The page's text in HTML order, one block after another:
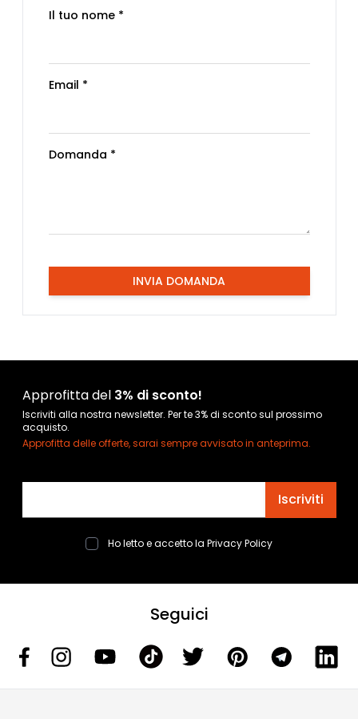
Il tuo nome *
Email *
Domanda *
INVIA DOMANDA
Approfitta del 3% di sconto!
Iscriviti alla nostra newsletter. Per te 3% di sconto sul prossimo
acquisto.
Approfitta delle offerte, sarai sempre avvisato in anteprima.
Iscriviti
Ho letto e accetto la Privacy Policy
Seguici